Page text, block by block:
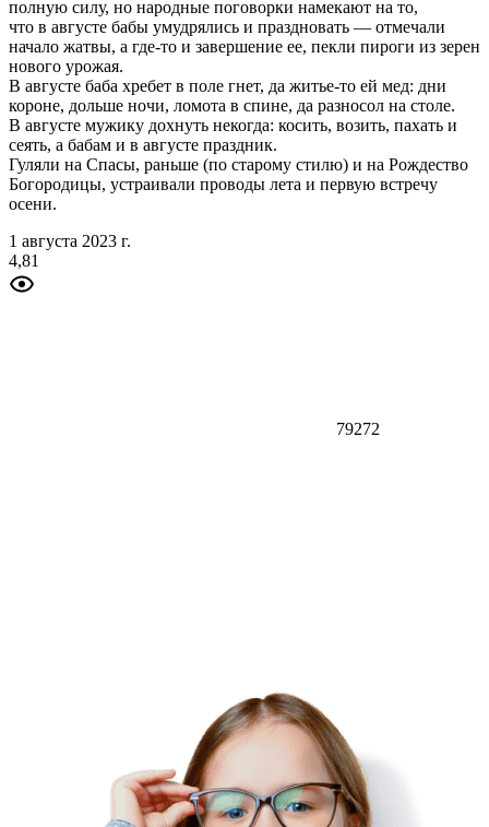
полную силу, но народные поговорки намекают на то,
что в августе бабы умудрялись и праздновать — отмечали
начало жатвы, а где-то и завершение ее, пекли пироги из зерен
нового урожая.
В августе баба хребет в поле гнет, да житье-то ей мед: дни
короне, дольше ночи, ломота в спине, да разносол на столе.
В августе мужику дохнуть некогда: косить, возить, пахать и
сеять, а бабам и в августе праздник.
Гуляли на Спасы, раньше (по старому стилю) и на Рождество
Богородицы, устраивали проводы лета и первую встречу
осени.
1 августа 2023 г.
4,81
79272